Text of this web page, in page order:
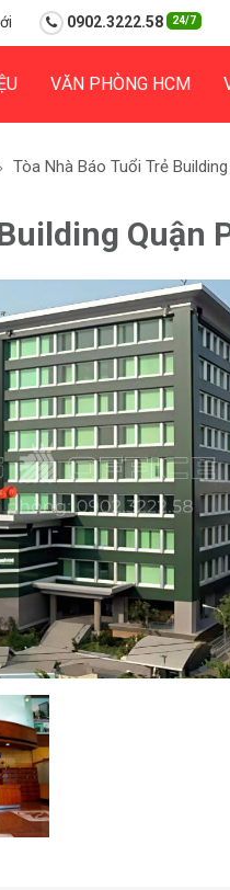
0902.3222.58 24/7
VĂN PHÒNG HCM
Tòa Nhà Báo Tuổi Trẻ